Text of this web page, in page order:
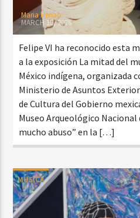
Maria Henao
MARCH 16, 2026
Felipe VI ha reconocido esta
a la exposición La mitad del
México indígena, organizada
Ministerio de Asuntos
de Cultura del Gobierno
Museo Arqueológico Nacional
mucho abuso” en la […]
MUSICA